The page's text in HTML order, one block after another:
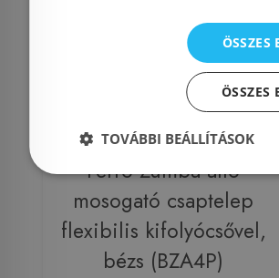
Ferro Zumba álló
mosogató csaptelep
flexibilis kifolyócsővel,
bézs (BZA4P)
ÖSSZES
ÖSSZES
TOVÁBBI BEÁLLÍTÁSOK